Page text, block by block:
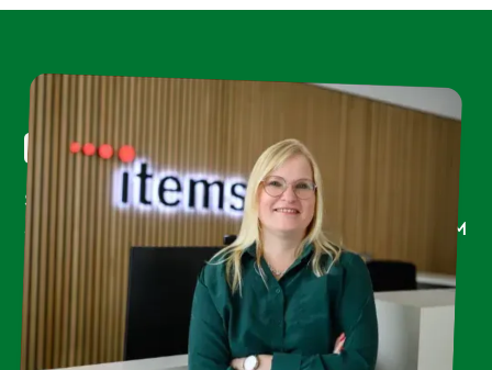
Items GmbH & Co. KG
Seitdem wir mit Strong Partners zusammen
arbeiten, hat sich spürbar etwas verändert. BGM
wird jetzt ‘GROß’ geschrieben und ist ein fester
Bestandteil unseres Arbeitsalltags. Wir freuen
uns auf die weitere Zusammenarbeit.